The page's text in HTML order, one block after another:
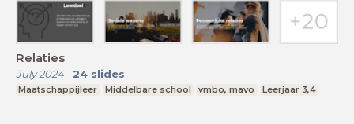
Relaties
July 2024- 24 slides
Maatschappijleer Middelbare school vmbo, mavo Leerjaar 3,4